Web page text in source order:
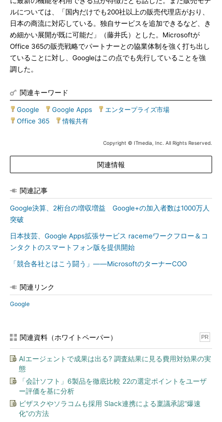
ルについては、「国内だけでも200社以上の販売代理店がおり、
日本の商流に対応している。独自サービスを追加できるなど、き
め細かい展開が既に可能だ」（藤井氏）とした。Microsoftが
Office 365の販売戦略でパートナーとの協業体制を強く打ち出し
ていることに対し、Googleはこの点でも先行していることを強
調した。
関連キーワード
Google Google Apps エンタープライズ市場
Office 365
情報共有
Copyright © ITmedia, Inc. All Rights Reserved.
関連情報
関連記事
Google決算、2桁台の増収増益 Google+の加入者数は1000万人
突破
日本技芸、Google Apps拡張サービス racemeワークフロー＆コ
ンタクトのスマートフォン版を提供開始
「競合各社とはこう闘う」――MicrosoftのターナーCOO
関連リンク
Google
関連資料（ホワイトペーパー） PR
AIエージェントで成果は出る? 調査結果に見る費用対効果の実
態
「会計ソフト」6製品を徹底比較 22の選定ポイントをユーザ
ー評価を基に分析
ビザスクやソラコムも採用 Slack連携による稟議承認“爆速
化”の方法